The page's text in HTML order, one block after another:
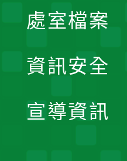
處室檔案
資訊安全
宣導資訊